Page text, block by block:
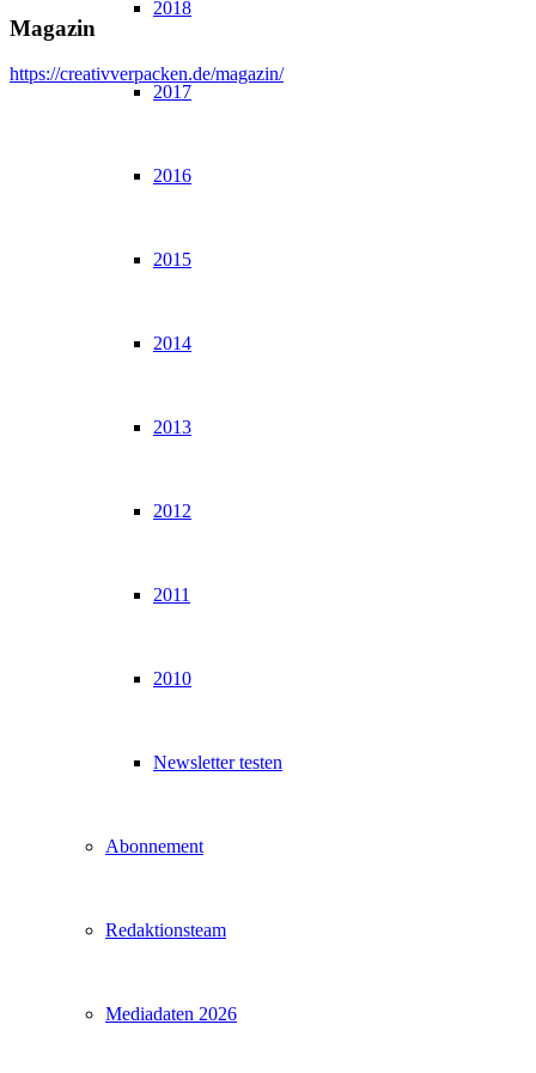
2018
2017
2016
2015
2014
2013
2012
2011
2010
Newsletter testen
Abonnement
Redaktionsteam
Mediadaten 2026
Magazin
https://creativverpacken.de/magazin/